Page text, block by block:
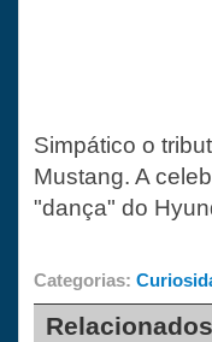
Simpático o
Mustang. A
"dança" do
Categorias:
Relacionados